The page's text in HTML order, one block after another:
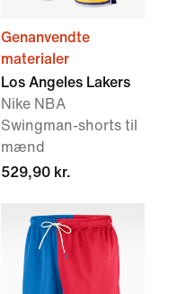
Genanvendte
materialer
Los Angeles Lakers
Nike NBA
Swingman-shorts til
mænd
529,90 kr.